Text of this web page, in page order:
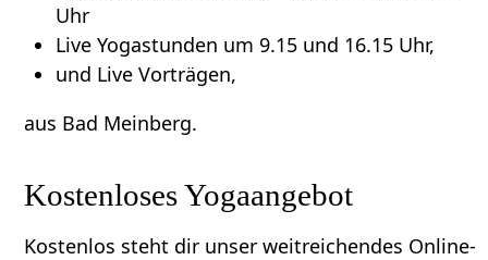
Uhr
Live Yogastunden um 9.15 und 16.15 Uhr,
und Live Vorträgen,
aus Bad Meinberg.
Kostenloses Yogaangebot
Kostenlos steht dir unser weitreichendes Online-